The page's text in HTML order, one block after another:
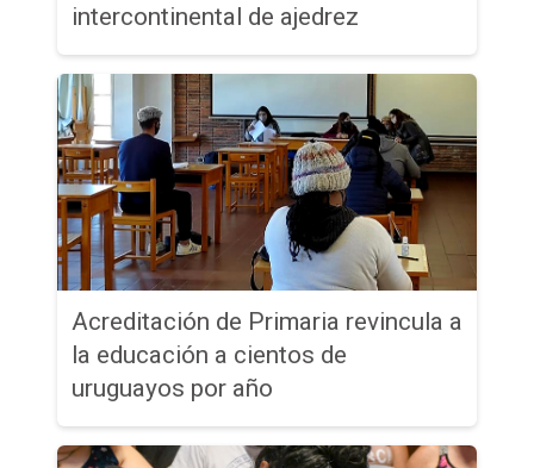
intercontinental de ajedrez
Acreditación de Primaria revincula a
la educación a cientos de
uruguayos por año